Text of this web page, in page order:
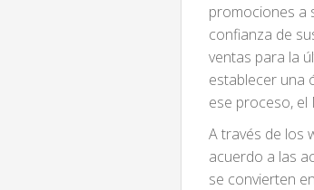
promociones a
confianza de
ventas para la
establecer una
ese proceso, el
A través de los
acuerdo a las
se convierten